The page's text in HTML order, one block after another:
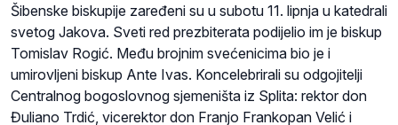
Šibenske biskupije zaređeni su u subotu 11. lipnja u katedrali
svetog Jakova. Sveti red prezbiterata podijelio im je biskup
Tomislav Rogić. Među brojnim svećenicima bio je i
umirovljeni biskup Ante Ivas. Koncelebrirali su odgojitelji
Centralnog bogoslovnog sjemeništa iz Splita: rektor don
Đuliano Trdić, vicerektor don Franjo Frankopan Velić i